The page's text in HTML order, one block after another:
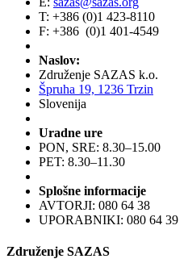
T: +386 (0)1 423-8110
F: +386 (0)1 401-4549
Naslov:
Združenje SAZAS k.o.
Špruha 19, 1236 Trzin
Slovenija
Uradne ure
PON, SRE: 8.30–15.00
PET: 8.30–11.30
Splošne informacije
AVTORJI: 080 64 38
UPORABNIKI: 080 64 39
Združenje SAZAS